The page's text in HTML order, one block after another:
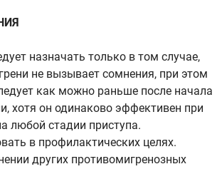
назначать только в том случае,
не вызывает сомнения, при этом
как можно раньше после начала
хотя он одинаково эффективен при
любой стадии приступа.
в профилактических целях.
других противомигренозных